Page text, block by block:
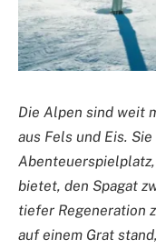
Die Alpen sind weit
aus Fels und Eis.
bietet, den Spagat
tiefer Regeneration
auf einem Grat